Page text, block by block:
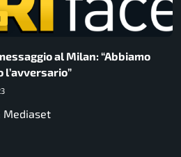
al Milan: “Abbiamo
Mediaset